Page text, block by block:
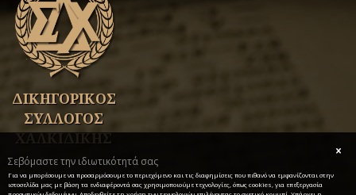
ΔΙΚΗΓΟΡΙΚΟΣ
ΣΥΛΛΟΓΟΣ
ΧΑΛΚΙΔΙΚΗΣ
Σεβόμαστε την ιδιωτικότητά σας
Για να μπορέσουμε να προσαρμόσουμε το περιεχόμενο και τις διαφημίσεις που πιθανό να εμφανίζονται στην
ιστοσελίδα μας με βάση τα ενδιαφέροντά σας χρησιμοποιούμε τεχνολογίες, όπως cookies, για επεξεργασία